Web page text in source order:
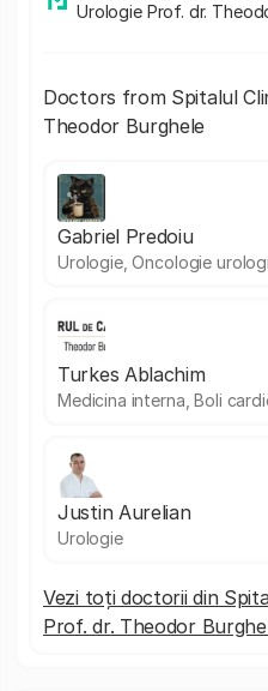
Urologie Prof. dr.
Doctors from Spitalul
Theodor Burghele
Gabriel Predoiu
Urologie, Oncologie
Turkes Ablachim
Medicina interna, Boli
Justin Aurelian
Urologie
Vezi toți doctorii din
Prof. dr. Theodor